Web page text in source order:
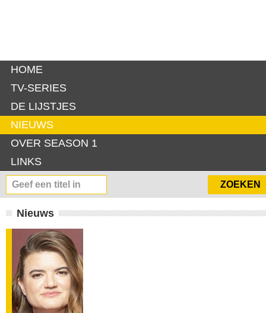
HOME
TV-SERIES
DE LIJSTJES
NIEUWS
OVER SEASON 1
LINKS
Nieuws